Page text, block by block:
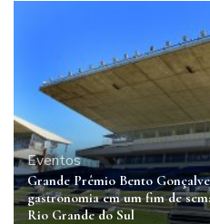
Eventos
Grande Prêmio Bento
gastronomia em um fim de
Rio Grande do Sul